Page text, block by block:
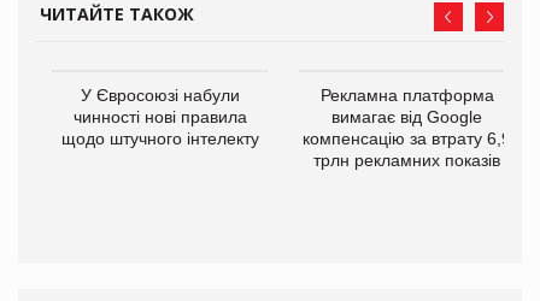
ЧИТАЙТЕ ТАКОЖ
У Євросоюзі набули
чинності нові правила
щодо штучного інтелекту
Рекламна платформа
вимагає від Google
компенсацію за втрату 6,9
трлн рекламних показів